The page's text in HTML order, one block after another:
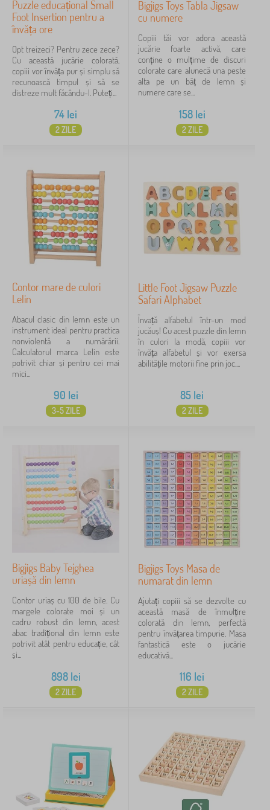
Puzzle educațional Small
Foot Insertion pentru a
învăța ore
Opt treizeci? Pentru zece zece?
Cu această jucărie colorată,
copiii vor învăța pur și simplu să
recunoască timpul și să se
distreze mult făcându-l. Puteți...
74 lei
2 ZILE
Bigjigs Toys Tabla Jigsaw
cu numere
Copiii tăi vor adora această
jucărie foarte activă, care
conține o mulțime de discuri
colorate care alunecă una peste
alta pe un băț de lemn și
numere care se...
158lei
2 ZILE
Contor mare de culori
Lelin
Abacul clasic din lemn este un
instrument ideal pentru practica
nonviolentă a numărării.
Calculatorul marca Lelin este
potrivit chiar și pentru cei mai
mici...
90 lei
3-5 ZILE
Little Foot Jigsaw Puzzle
Safari Alphabet
Învață alfabetul într-un mod
jucăuș! Cu acest puzzle din lemn
în culori la modă, copiii vor
învăța alfabetul și vor exersa
abilitățile motorii fine prin joc....
85 lei
2 ZILE
Bigjigs Baby Tejghea
uriașă din lemn
Contor uriaș cu 100 de bile. Cu
margele colorate moi și un
cadru robust din lemn, acest
abac tradițional din lemn este
potrivit atât pentru educație, cât
și...
898lei
2 ZILE
Bigjigs Toys Masa de
numarat din lemn
Ajutați copiii să se dezvolte cu
această masă de înmulțire
colorată din lemn, perfectă
pentru învățarea timpurie. Masa
fantastică este o jucărie
educativă...
116 lei
2 ZILE